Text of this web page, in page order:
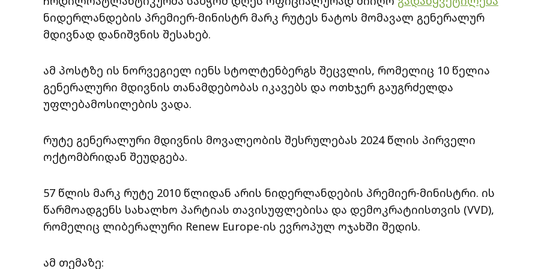
ნიდერლანდების პრემიერ-მინისტრ მარკ რუტეს ნატოს მომავალ გენერალურ
მდივნად დანიშვნის შესახებ.
ამ პოსტზე ის ნორვეგიელ იენს სტოლტენბერგს შეცვლის, რომელიც 10 წელია
გენერალური მდივნის თანამდებობას იკავებს და ოთხჯერ გაუგრძელდა
უფლებამოსილების ვადა.
რუტე გენერალური მდივნის მოვალეობის შესრულებას 2024 წლის პირველი
ოქტომბრიდან შეუდგება.
57 წლის მარკ რუტე 2010 წლიდან არის ნიდერლანდების პრემიერ-მინისტრი. ის
წარმოადგენს სახალხო პარტიას თავისუფლებისა და დემოკრატიისთვის (VVD),
რომელიც ლიბერალური Renew Europe-ის ევროპულ ოჯახში შედის.
ამ თემაზე: